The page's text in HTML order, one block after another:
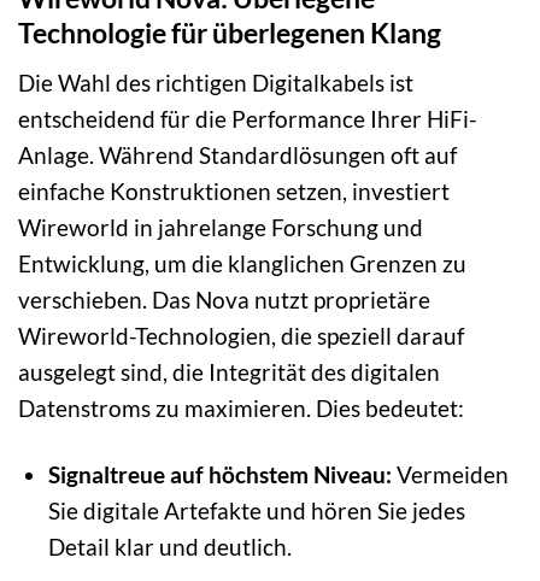
Technologie für überlegenen Klang
Die Wahl des richtigen Digitalkabels ist
entscheidend für die Performance Ihrer HiFi-
Anlage. Während Standardlösungen oft auf
einfache Konstruktionen setzen, investiert
Wireworld in jahrelange Forschung und
Entwicklung, um die klanglichen Grenzen zu
verschieben. Das Nova nutzt proprietäre
Wireworld-Technologien, die speziell darauf
ausgelegt sind, die Integrität des digitalen
Datenstroms zu maximieren. Dies bedeutet:
Signaltreue auf höchstem Niveau: Vermeiden
Sie digitale Artefakte und hören Sie jedes
Detail klar und deutlich.